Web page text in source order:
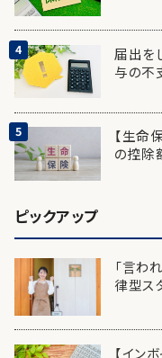
届出を
与の不
【生命
の控除
ピックアップ
「言わ
律型ス
【イン